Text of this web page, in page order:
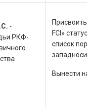
-
РКФ-
Присвоить
FCI»
список
Вынести на